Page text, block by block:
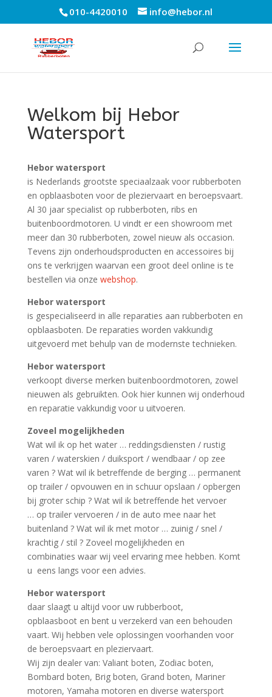
010-4420010 info@hebor.nl
Welkom bij Hebor
Watersport
Hebor watersport
is Nederlands grootste speciaalzaak voor rubberboten
en opblaasboten voor de pleziervaart en beroepsvaart.
Al 30 jaar specialist op rubberboten, ribs en
buitenboordmotoren. U vindt er een showroom met
meer dan 30 rubberboten, zowel nieuw als occasion.
Tevens zijn onderhoudsproducten en accessoires bij
ons te verkrijgen waarvan een groot deel online is te
bestellen via onze webshop.
Hebor watersport
is gespecialiseerd in alle reparaties aan rubberboten en
opblaasboten. De reparaties worden vakkundig
uitgevoerd met behulp van de modernste technieken.
Hebor watersport
verkoopt diverse merken buitenboordmotoren, zowel
nieuwen als gebruikten. Ook hier kunnen wij onderhoud
en reparatie vakkundig voor u uitvoeren.
Zoveel mogelijkheden
Wat wil ik op het water … reddingsdiensten / rustig
varen / waterskien / duiksport / wendbaar / op zee
varen ? Wat wil ik betreffende de berging … permanent
op trailer / opvouwen en in schuur opslaan / opbergen
bij groter schip ? Wat wil ik betreffende het vervoer
… op trailer vervoeren / in de auto mee naar het
buitenland ? Wat wil ik met motor … zuinig / snel /
krachtig / stil ? Zoveel mogelijkheden en
combinaties waar wij veel ervaring mee hebben. Komt
u eens langs voor een advies.
Hebor watersport
daar slaagt u altijd voor uw rubberboot,
opblaasboot en bent u verzekerd van een behouden
vaart. Wij hebben vele oplossingen voorhanden voor
de beroepsvaart en pleziervaart.
Wij zijn dealer van: Valiant boten, Zodiac boten,
Bombard boten, Brig boten, Grand boten, Mariner
motoren, Yamaha motoren en diverse watersport